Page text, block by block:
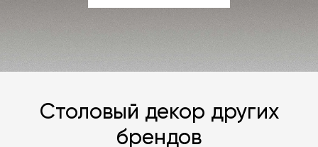
Столовый декор других
брендов